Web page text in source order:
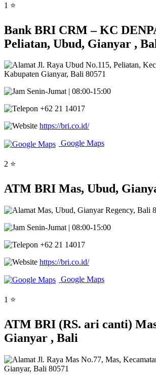
1 ⭐
Bank BRI CRM – KC
Peliatan, Ubud, Gianyar ,
Jl. Raya Ubud No.115, Peliatan,
Kabupaten Gianyar, Bali 80571
Senin-Jumat | 08:00-15:00
+62 21 14017
https://bri.co.id/
Google Maps
2 ⭐
ATM BRI Mas, Ubud,
Mas, Ubud, Gianyar Regency, Bali
Senin-Jumat | 08:00-15:00
+62 21 14017
https://bri.co.id/
Google Maps
1 ⭐
ATM BRI (RS. ari canti)
Gianyar , Bali
Jl. Raya Mas No.77, Mas,
Gianyar, Bali 80571